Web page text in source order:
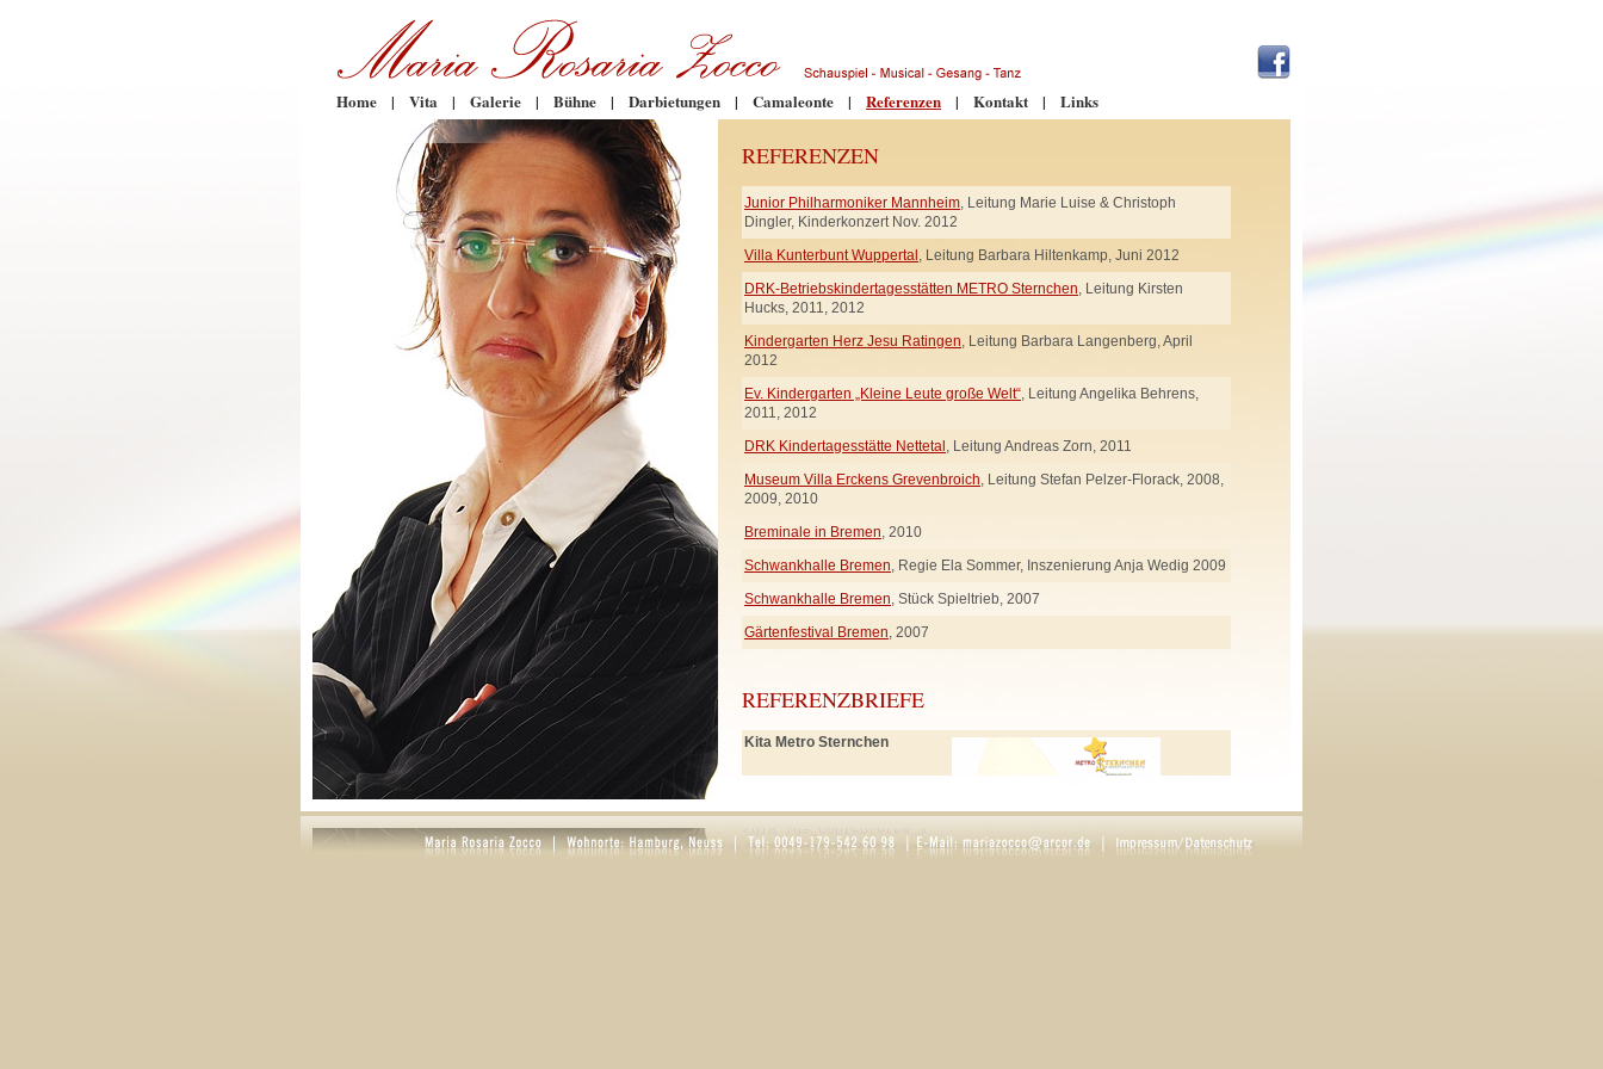
Home | Vita | Galerie | Bühne | Darbietungen | Camaleonte | Referenzen | Kontakt | Links
REFERENZEN
Junior Philharmoniker Mannheim, Leitung Marie Luise & Christoph
Dingler, Kinderkonzert Nov. 2012
Villa Kunterbunt Wuppertal , Leitung Barbara Hiltenkamp, Juni 2012
DRK-Betriebskindertagesstätten METRO Sternchen, Leitung Kirsten
Hucks, 2011, 2012
Kindergarten Herz Jesu Ratingen, Leitung Barbara Langenberg, April
2012
Ev. Kindergarten „Kleine Leute große Welt“, Leitung Angelika Behrens,
2011, 2012
DRK Kindertagesstätte Nettetal , Leitung Andreas Zorn, 2011
Museum Villa Erckens Grevenbroich, Leitung Stefan Pelzer-Florack, 2008,
2009, 2010
Breminale in Bremen, 2010
Schwankhalle Bremen, Regie Ela Sommer, Inszenierung Anja Wedig 2009
Schwankhalle Bremen, Stück Spieltrieb, 2007
Gärtenfestival Bremen, 2007
REFERENZBRIEFE
Kita Metro Sternchen